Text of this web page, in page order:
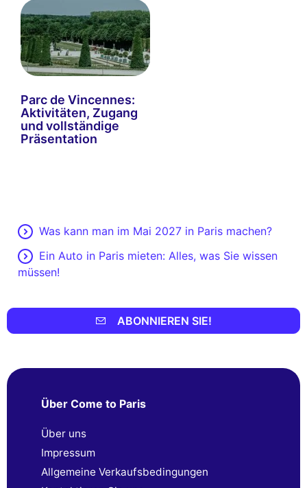
Parc de Vincennes:
Aktivitäten, Zugang
und vollständige
Präsentation
Was kann man im Mai 2027 in Paris machen?
Ein Auto in Paris mieten: Alles, was Sie wissen
müssen!
ABONNIEREN SIE!
Über Come to Paris
Über uns
Impressum
Allgemeine Verkaufsbedingungen